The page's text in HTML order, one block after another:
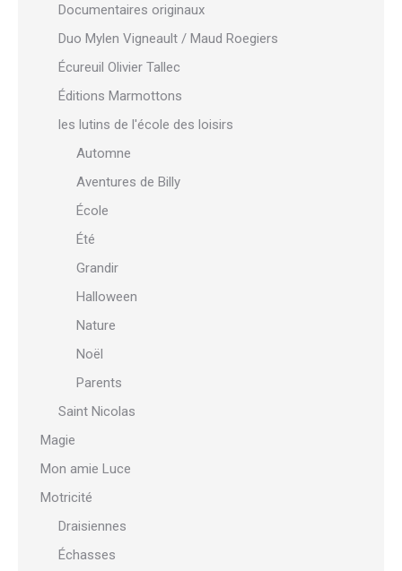
Documentaires originaux
Duo Mylen Vigneault / Maud Roegiers
Écureuil Olivier Tallec
Éditions Marmottons
les lutins de l'école des loisirs
Automne
Aventures de Billy
École
Été
Grandir
Halloween
Nature
Noël
Parents
Saint Nicolas
Magie
Mon amie Luce
Motricité
Draisiennes
Échasses